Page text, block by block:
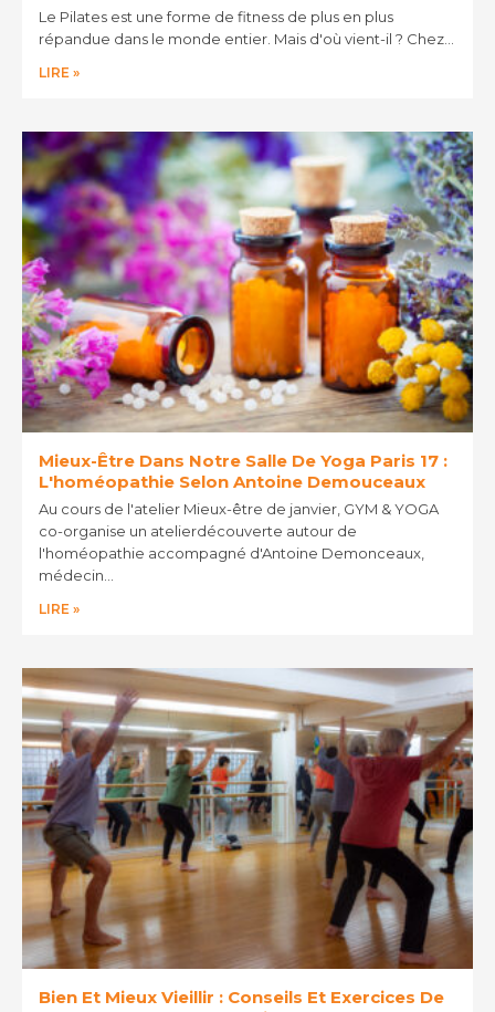
Le Pilates est une forme de fitness de plus en plus
répandue dans le monde entier. Mais d'où vient-il ? Chez…
LIRE »
Mieux-Être Dans Notre Salle De Yoga Paris 17 :
L'homéopathie Selon Antoine Demouceaux
Au cours de l'atelier Mieux-être de janvier, GYM & YOGA
co-organise un atelierdécouverte autour de
l'homéopathie accompagné d'Antoine Demonceaux,
médecin…
LIRE »
Bien Et Mieux Vieillir : Conseils Et Exercices De